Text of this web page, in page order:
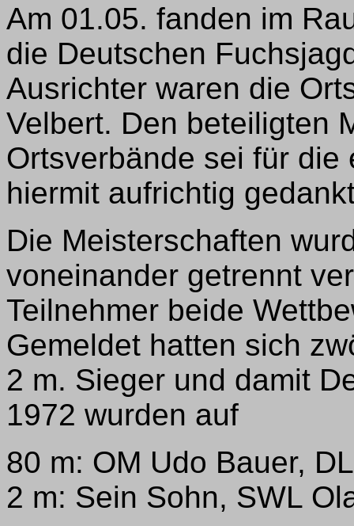
Am 01.05. fanden im
die Deutschen
Ausrichter waren die
Velbert. Den beteiligten
Ortsverbände sei für
hiermit aufrichtig
Die Meisterschaften
voneinander getrennt
Teilnehmer beide
Gemeldet hatten sich
2 m. Sieger und damit
1972 wurden auf
80 m: OM Udo Bauer,
2 m: Sein Sohn, SWL